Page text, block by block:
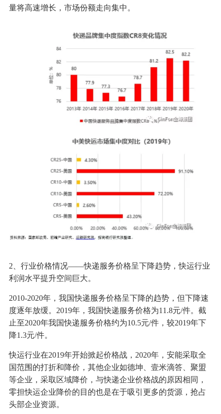
量将高速增长，市场份额走向集中。
2、行业价格情况——快递服务价格呈下降趋势，快运行业
利润水平提升空间巨大。
2010-2020年，我国快递服务价格呈下降的趋势，但下降速
度逐年放缓。2019年，我国快递服务价格为11.8元/件。截
止至2020年我国快递服务价格约为10.5元/件，较2019年下
降1.3元/件。
快运行业在2019年开始掀起价格战，2020年，安能采取全
国范围的打折和降价，其他企业如德坤、壹米滴答、聚盟
等企业，采取区域降价，与快递企业价格战的原因相同，
零担快运企业降价的目的也是在于吸引更多的货源，抢占
头部企业资源。